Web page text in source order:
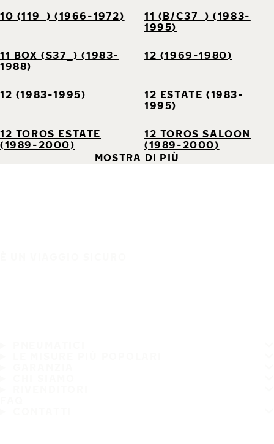
10 (119_) (1966-1972)
11 (B/C37_) (1983-
1995)
11 BOX (S37_) (1983-
1988)
12 (1969-1980)
12 (1983-1995)
12 ESTATE (1983-
1995)
12 TOROS ESTATE
(1989-2000)
12 TOROS SALOON
(1989-2000)
MOSTRA DI PIÙ